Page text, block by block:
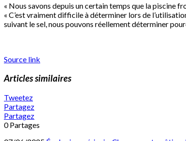
« Nous savons depuis un certain temps que la piscine
« C’est vraiment difficile à déterminer lors de
suivant le sel, nous pouvons réellement déterminer
Source link
Articles similaires
Tweetez
Partagez
Partagez
0Partages